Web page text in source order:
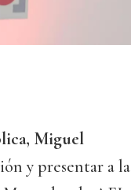
Miguel
y presentar a la